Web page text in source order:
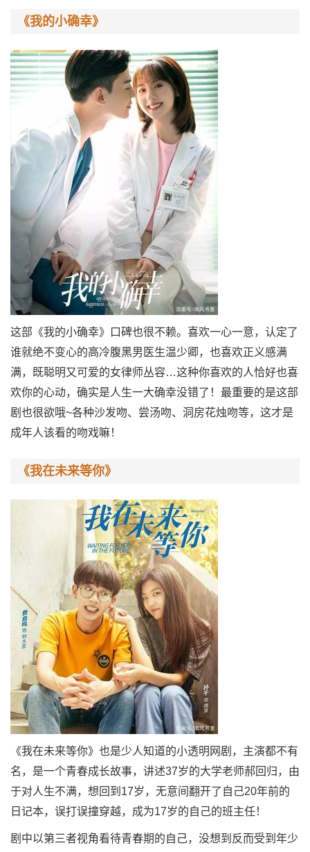
《我的小确幸》
这部《我的小确幸》口碑也很不赖。喜欢一心一意，认定了
谁就绝不变心的高冷腹黑男医生温少卿，也喜欢正义感满
满，既聪明又可爱的女律师丛容…这种你喜欢的人恰好也喜
欢你的心动，确实是人生一大确幸没错了！最重要的是这部
剧也很欲哦~各种沙发吻、尝汤吻、洞房花烛吻等，这才是
成年人该看的吻戏嘛！
《我在未来等你》
《我在未来等你》也是少人知道的小透明网剧，主演都不有
名，是一个青春成长故事，讲述37岁的大学老师郝回归，由
于对人生不满，想回到17岁，无意间翻开了自己20年前的
日记本，误打误撞穿越，成为17岁的自己的班主任！
剧中以第三者视角看待青春期的自己，没想到反而受到年少